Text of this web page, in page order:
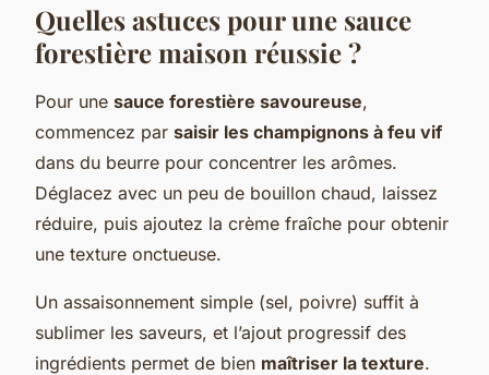
Quelles astuces pour une sauce
forestière maison réussie ?
Pour une sauce forestière savoureuse,
commencez par saisir les champignons à feu vif
dans du beurre pour concentrer les arômes.
Déglacez avec un peu de bouillon chaud, laissez
réduire, puis ajoutez la crème fraîche pour obtenir
une texture onctueuse.
Un assaisonnement simple (sel, poivre) suffit à
sublimer les saveurs, et l’ajout progressif des
ingrédients permet de bien maîtriser la texture.